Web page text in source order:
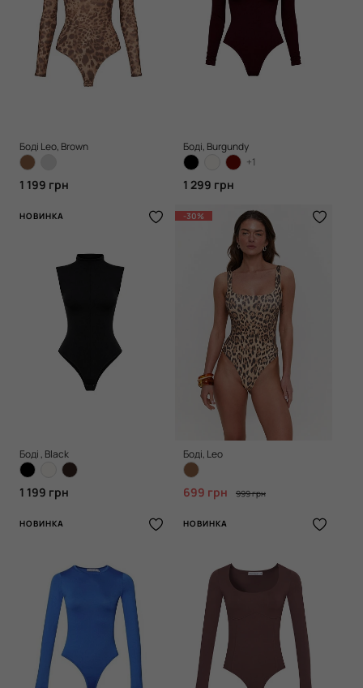
Боді Leo, Brown
1 199 грн
Боді, Burgundy
+1
1 299 грн
НОВИНКА
Боді , Black
1 199 грн
-30%
Боді, Leo
699 грн 999 грн
НОВИНКА НОВИНКА